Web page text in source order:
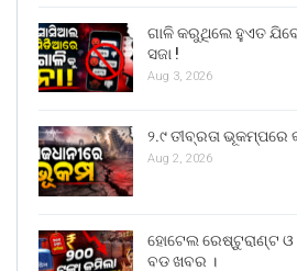
ଗାଳି କରୁଥିଲେ ହୁଏତ
ସଜା !
Aug 3, 2026
୨.୯ ତୀବ୍ରତା ଭୂକମ୍ପରେ
Aug 2, 2026
ହୋଟେଲ ରେଷ୍ଟୁରାଣ୍ଟ ଓ
ବଡ ଖବର ।